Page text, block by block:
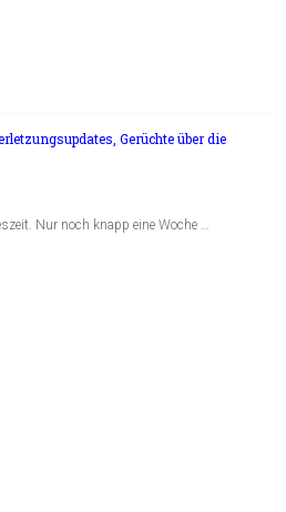
Gerüchte über die
Nur noch knapp eine Woche …